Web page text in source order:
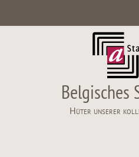
Belgisches
Hüter unserer